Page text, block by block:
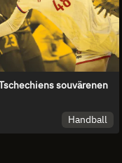
souvärenen
Handball